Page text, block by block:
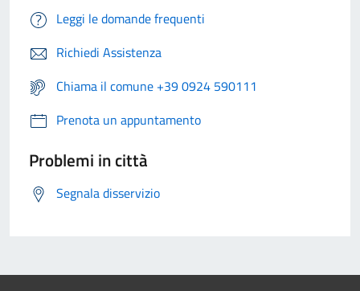
Leggi le domande frequenti
Richiedi Assistenza
Chiama il comune +39 0924 590111
Prenota un appuntamento
Problemi in città
Segnala disservizio